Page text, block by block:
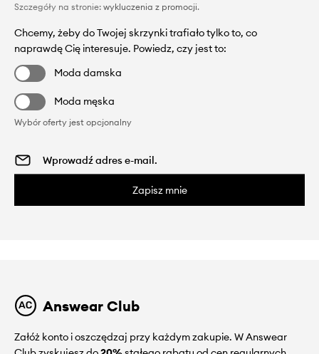
Szczegóły na stronie: wykluczenia z promocji.
Chcemy, żeby do Twojej skrzynki trafiało tylko to, co
naprawdę Cię interesuje. Powiedz, czy jest to:
Moda damska
Moda męska
Wybór oferty jest opcjonalny
Zapisz mnie
Answear Club
Załóż konto i oszczędzaj przy każdym zakupie. W Answear